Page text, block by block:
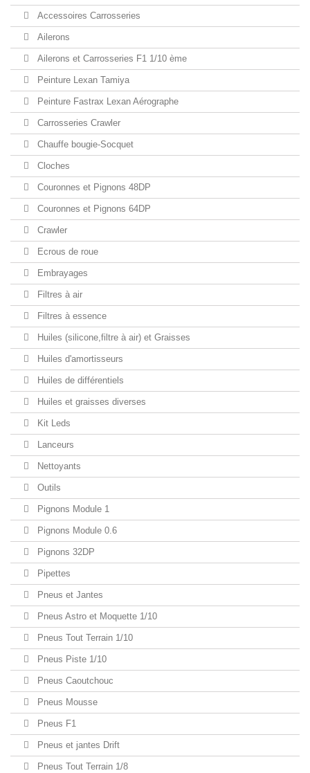
Accessoires Carrosseries
Ailerons
Ailerons et Carrosseries F1 1/10 ème
Peinture Lexan Tamiya
Peinture Fastrax Lexan Aérographe
Carrosseries Crawler
Chauffe bougie-Socquet
Cloches
Couronnes et Pignons 48DP
Couronnes et Pignons 64DP
Crawler
Ecrous de roue
Embrayages
Filtres à air
Filtres à essence
Huiles (silicone,filtre à air) et Graisses
Huiles d'amortisseurs
Huiles de différentiels
Huiles et graisses diverses
Kit Leds
Lanceurs
Nettoyants
Outils
Pignons Module 1
Pignons Module 0.6
Pignons 32DP
Pipettes
Pneus et Jantes
Pneus Astro et Moquette 1/10
Pneus Tout Terrain 1/10
Pneus Piste 1/10
Pneus Caoutchouc
Pneus Mousse
Pneus F1
Pneus et jantes Drift
Pneus Tout Terrain 1/8